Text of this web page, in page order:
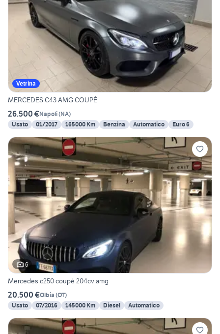
Vetrina
MERCEDES C43 AMG COUPÈ
26.500 €Napoli(NA)
Usato
01/2017 165000 Km Benzina Automatico Euro 6
6
Mercedes c250 coupé 204cv amg
20.500 €Olbia (OT)
Usato
07/2016 145000 Km Diesel Automatico